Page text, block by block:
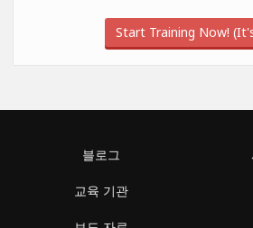
Start Training Now!
블로그
교육 기관